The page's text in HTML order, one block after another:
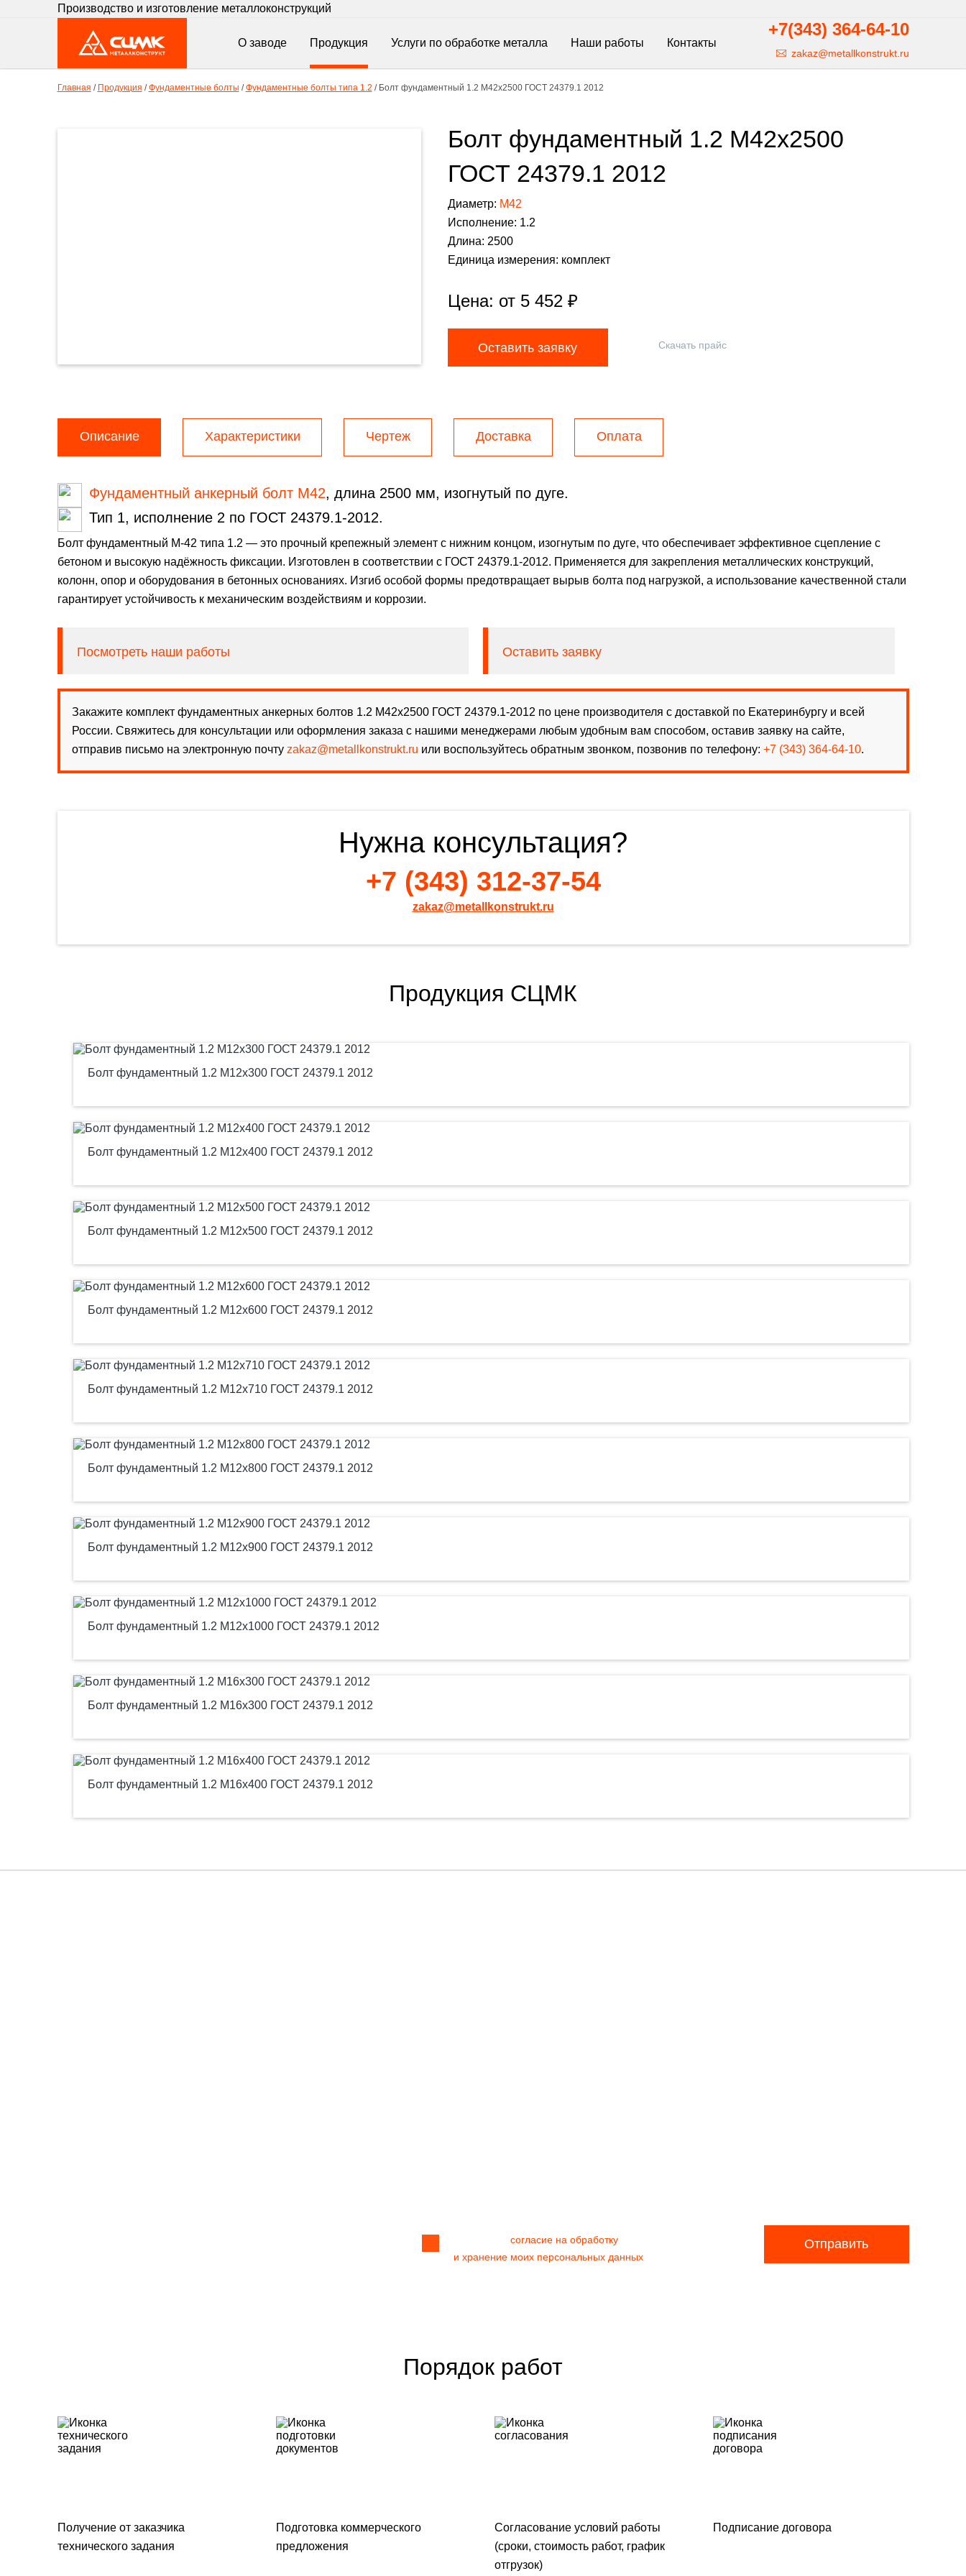
Производство и изготовление металлоконструкций
О заводе Продукция Услуги по обработке металла Наши работы Контакты
+7(343) 364-64-10
zakaz@metallkonstrukt.ru
Главная / Продукция / Фундаментные болты / Фундаментные болты типа 1.2 / Болт фундаментный 1.2 М42х2500 ГОСТ 24379.1 2012
Болт фундаментный 1.2 М42х2500
ГОСТ 24379.1 2012
Диаметр: М42
Исполнение: 1.2
Длина: 2500
Единица измерения: комплект
Цена: от 5 452₽
Оставить заявку Скачать прайс
Описание Характеристики Чертеж Доставка Оплата
Фундаментный анкерный болт М42, длина 2500 мм, изогнутый по дуге.
Тип 1, исполнение 2 по ГОСТ 24379.1-2012.
Болт фундаментный М-42 типа 1.2 — это прочный крепежный элемент с нижним концом, изогнутым по дуге, что обеспечивает эффективное сцепление с
бетоном и высокую надёжность фиксации. Изготовлен в соответствии с ГОСТ 24379.1-2012. Применяется для закрепления металлических конструкций,
колонн, опор и оборудования в бетонных основаниях. Изгиб особой формы предотвращает вырыв болта под нагрузкой, а использование качественной стали
гарантирует устойчивость к механическим воздействиям и коррозии.
Посмотреть наши работы Оставить заявку
Закажите комплект фундаментных анкерных болтов 1.2 М42х2500 ГОСТ 24379.1-2012 по цене производителя с доставкой по Екатеринбургу и всей
России. Свяжитесь для консультации или оформления заказа с нашими менеджерами любым удобным вам способом, оставив заявку на сайте,
отправив письмо на электронную почту zakaz@metallkonstrukt.ru или воспользуйтесь обратным звонком, позвонив по телефону: +7 (343) 364-64-10.
Нужна консультация?
+7 (343) 312-37-54
zakaz@metallkonstrukt.ru
Продукция СЦМК
Болт фундаментный 1.2 М12х300 ГОСТ 24379.1 2012
Болт фундаментный 1.2 М12х400 ГОСТ 24379.1 2012
Болт фундаментный 1.2 М12х500 ГОСТ 24379.1 2012
Болт фундаментный 1.2 М12х600 ГОСТ 24379.1 2012
Болт фундаментный 1.2 М12х710 ГОСТ 24379.1 2012
Болт фундаментный 1.2 М12х800 ГОСТ 24379.1 2012
Болт фундаментный 1.2 М12х900 ГОСТ 24379.1 2012
Болт фундаментный 1.2 М12х1000 ГОСТ 24379.1 2012
Болт фундаментный 1.2 М16х300 ГОСТ 24379.1 2012
Болт фундаментный 1.2 М16х400 ГОСТ 24379.1 2012
согласие на обработку
и хранение моих персональных данных
Отправить
Порядок работ
Получение от заказчика
технического задания
Подготовка коммерческого
предложения
Согласование условий работы
(сроки, стоимость работ, график
отгрузок)
Подписание договора